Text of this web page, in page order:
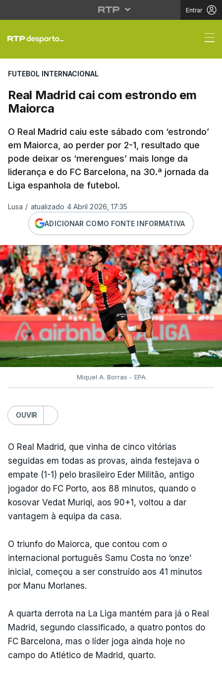
Entrar
Real Madrid cai com
FUTEBOL INTERNACIONAL
Real Madrid cai com estrondo em
Maiorca
O Real Madrid caiu este sábado com ‘estrondo’
em Maiorca, ao perder por 2-1, resultado que
pode deixar os ‘merengues’ mais longe da
liderança e do FC Barcelona, na 30.ª jornada da
Liga espanhola de futebol.
Lusa / atualizado 4 Abril 2026, 17:35
ADICIONAR COMO FONTE INFORMATIVA
Miquel A. Borras - EPA
OUVIR
O Real Madrid, que vinha de cinco vitórias
seguidas em todas as provas, ainda festejava o
empate (1-1) pelo brasileiro Eder Militão, antigo
jogador do FC Porto, aos 88 minutos, quando o
kosovar Vedat Muriqi, aos 90+1, voltou a dar
vantagem à equipa da casa.
O triunfo do Maiorca, que contou com o
internacional português Samu Costa no ‘onze’
inicial, começou a ser construído aos 41 minutos
por Manu Morlanes.
A quarta derrota na La Liga mantém para já o Real
Madrid, segundo classificado, a quatro pontos do
FC Barcelona, mas o líder joga ainda hoje no
campo do Atlético de Madrid, quarto.